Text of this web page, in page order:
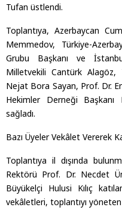
Tufan üstlendi.
Toplantıya, Azerbaycan
Memmedov, Türkiye-
Grubu Başkanı ve
Milletvekili Cantürk Alagöz,
Nejat Bora Sayan, Prof. Dr.
Hekimler Derneği Başkanı
sağladı.
Bazı Üyeler Vekâlet Vererek
Toplantıya il dışında
Rektörü Prof. Dr. Necdet
Büyükelçi Hulusi Kılıç
vekâletleri, toplantıyı